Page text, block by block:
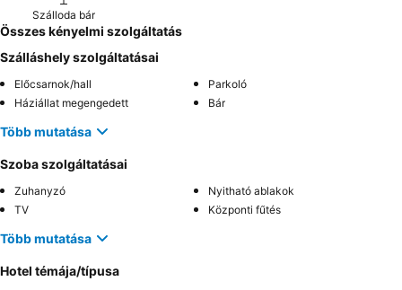
Szálloda bár
Összes kényelmi szolgáltatás
Szálláshely szolgáltatásai
Előcsarnok/hall
Parkoló
Háziállat megengedett
Bár
Több mutatása
Szoba szolgáltatásai
Zuhanyzó
Nyitható ablakok
TV
Központi fűtés
Több mutatása
Hotel témája/típusa